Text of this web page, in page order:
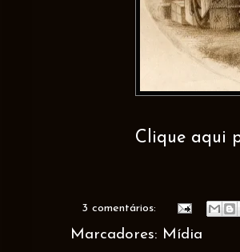
Clique aqui
3 comentários:
Marcadores: Mídia